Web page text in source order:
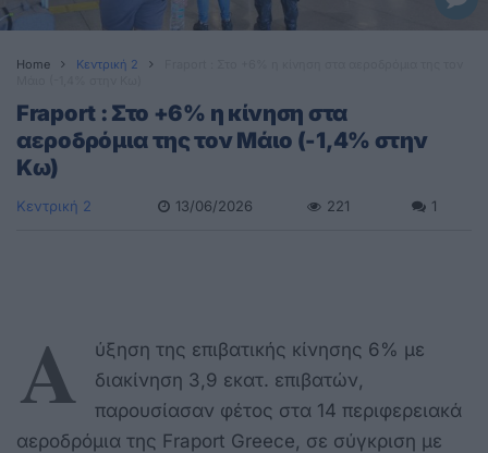
Home Κεντρική 2
Fraport : Στο +6% η κίνηση στα
αεροδρόμια της τον Μάιο (-1,4% στην
Κω)
Κεντρική 2 13/06/2026 221 1
Α
ύξηση της επιβατικής κίνησης 6% με
διακίνηση 3,9 εκατ. επιβατών,
παρουσίασαν φέτος στα 14 περιφερειακά
αεροδρόμια της Fraport Greece, σε σύγκριση με